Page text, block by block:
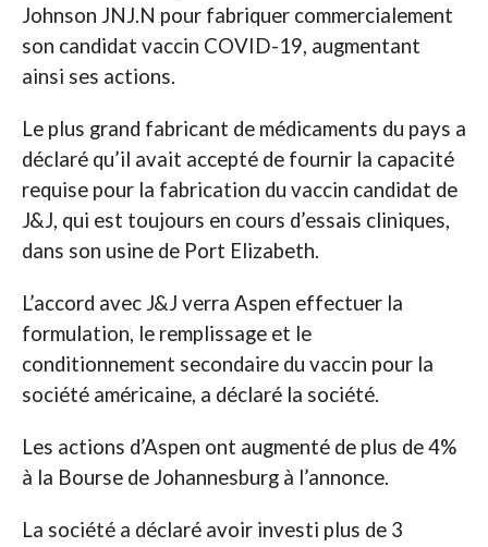
Johnson JNJ.N pour fabriquer commercialement
son candidat vaccin COVID-19, augmentant
ainsi ses actions.
Le plus grand fabricant de médicaments du pays a
déclaré qu’il avait accepté de fournir la capacité
requise pour la fabrication du vaccin candidat de
J&J, qui est toujours en cours d’essais cliniques,
dans son usine de Port Elizabeth.
L’accord avec J&J verra Aspen effectuer la
formulation, le remplissage et le
conditionnement secondaire du vaccin pour la
société américaine, a déclaré la société.
Les actions d’Aspen ont augmenté de plus de 4%
à la Bourse de Johannesburg à l’annonce.
La société a déclaré avoir investi plus de 3